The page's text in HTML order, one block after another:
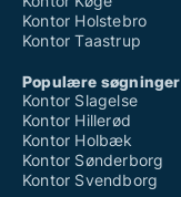
Kontor Holstebro
Kontor Taastrup
Populære søgninger
Kontor Slagelse
Kontor Hillerød
Kontor Holbæk
Kontor Sønderborg
Kontor Svendborg